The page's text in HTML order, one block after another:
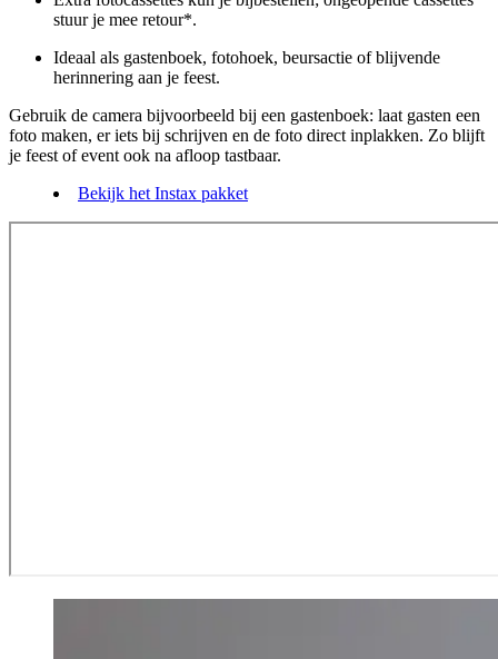
stuur je mee retour*.
Ideaal als gastenboek, fotohoek, beursactie of blijvende
herinnering aan je feest.
Gebruik de camera bijvoorbeeld bij een gastenboek: laat gasten een
foto maken, er iets bij schrijven en de foto direct inplakken. Zo blijft
je feest of event ook na afloop tastbaar.
Bekijk het Instax pakket